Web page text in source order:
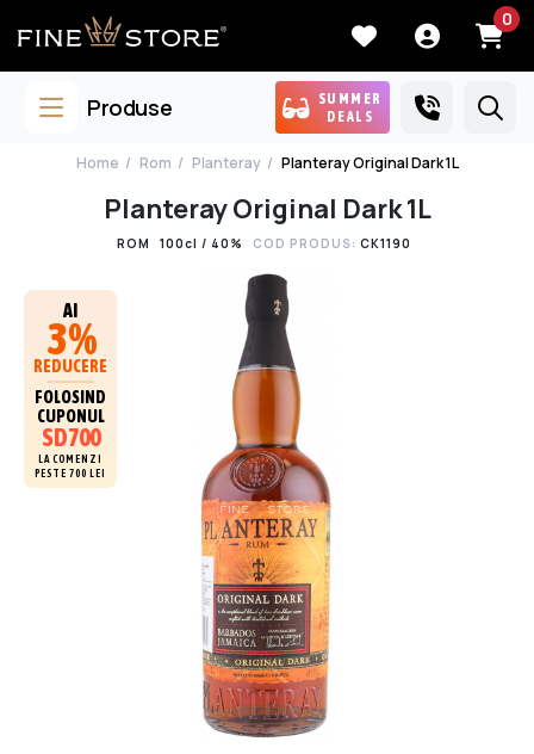
0
Produse
SUMMER
DEALS
Home Rom Planteray Planteray Original Dark 1L
Planteray Original Dark 1L
ROM 100cl / 40% COD PRODUS: CK1190
AI
3%
REDUCERE
FOLOSIND
CUPONUL
SD700
LA COMENZI
PESTE 700 LEI